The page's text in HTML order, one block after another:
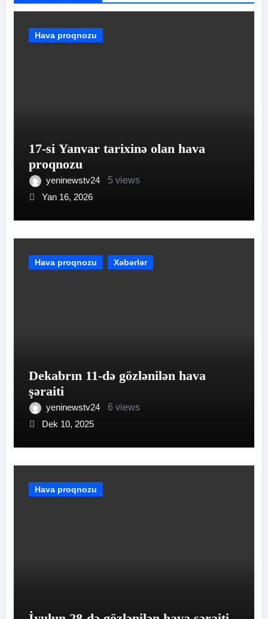
Hava proqnozu
17-si Yanvar tarixinə olan hava
proqnozu
yeninewstv24
5 views
Yan 16, 2026
Hava proqnozu Xəbərlər
Dekabrın 11-də gözlənilən hava
şəraiti
yeninewstv24
6 views
Dek 10, 2025
Hava proqnozu